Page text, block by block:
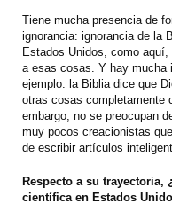
Tiene mucha presencia de
ignorancia: ignorancia de la
Estados Unidos, como
a esas cosas. Y hay mucha
ejemplo: la Biblia dice que
otras cosas completamente
embargo, no se preocupan
muy pocos creacionistas
de escribir artículos
Respecto a su
científica en Estados